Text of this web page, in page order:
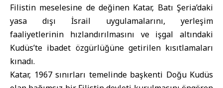
Filistin meselesine de değinen Katar, Batı Şeria’daki
yasa dışı İsrail uygulamalarını, yerleşim
faaliyetlerinin hızlandırılmasını ve işgal altındaki
Kudüs’te ibadet özgürlüğüne getirilen kısıtlamaları
kınadı.
Katar, 1967 sınırları temelinde başkenti Doğu Kudüs